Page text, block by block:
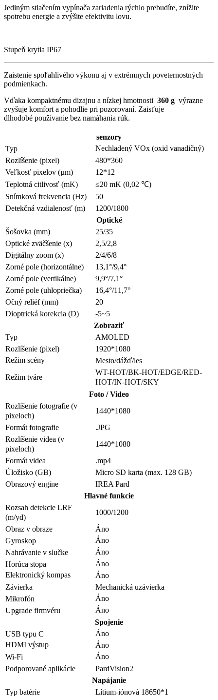
Jediným stlačením vypínača zariadenia rýchlo prebudíte, znížite
spotrebu energie a zvýšite efektivitu lovu.
Stupeň krytia IP67
Zaistenie spoľahlivého výkonu aj v extrémnych poveternostných
podmienkach.
Vďaka kompaktnému dizajnu a nízkej hmotnosti 360 g výrazne
zvyšuje komfort a pohodlie pri pozorovaní. Zaisťuje
dlhodobé používanie bez namáhania rúk.
senzory
Typ
Nechladený VOx (oxid vanadičný)
Rozlíšenie (pixel)
480*360
Veľkosť pixelov (µm)
12*12
Teplotná citlivosť (mK)
≤20 mK (0,02 ℃)
Snímková frekvencia (Hz)
50
Detekčná vzdialenosť (m)
1200/1800
Optické
Šošovka (mm)
25/35
Optické zväčšenie (x)
2,5/2,8
Digitálny zoom (x)
2/4/6/8
Zorné pole (horizontálne)
13,1°/9,4°
Zorné pole (vertikálne)
9,9°/7,1°
Zorné pole (uhlopriečka)
16,4°/11,7°
Očný reliéf (mm)
20
Dioptrická korekcia (D)
-5~5
Zobraziť
Typ
AMOLED
Rozlíšenie (pixel)
1920*1080
Režim scény
Mesto/dážď/les
Režim tváre
WT-HOT/BK-HOT/EDGE/RED-
HOT/IN-HOT/SKY
Foto / Video
Rozlíšenie fotografie (v
pixeloch)
1440*1080
Formát fotografie
.JPG
Rozlíšenie videa (v
pixeloch)
1440*1080
Formát videa
.mp4
Úložisko (GB)
Micro SD karta (max. 128 GB)
Obrazový engine
IREA Pard
Hlavné funkcie
Rozsah detekcie LRF
(m/yd)
1000/1200
Obraz v obraze
Áno
Gyroskop
Áno
Nahrávanie v slučke
Áno
Horúca stopa
Áno
Elektronický kompas
Áno
Závierka
Mechanická uzávierka
Mikrofón
Áno
Upgrade firmvéru
Áno
Spojenie
USB typu C
Áno
HDMI výstup
Áno
Wi-Fi
Áno
Podporované aplikácie
PardVision2
Napájanie
Typ batérie
Lítium-iónová 18650*1